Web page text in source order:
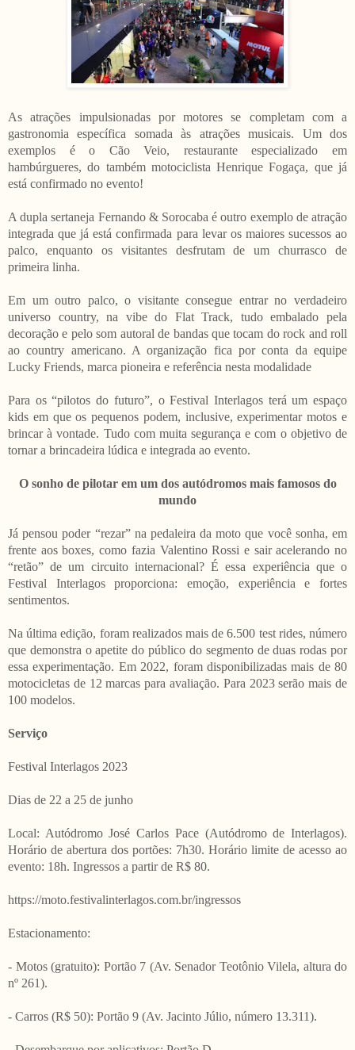
As atrações impulsionadas por motores se completam com a
gastronomia específica somada às atrações musicais. Um dos
exemplos é o Cão Veio, restaurante especializado em
hambúrgueres, do também motociclista Henrique Fogaça, que já
está confirmado no evento!
A dupla sertaneja Fernando & Sorocaba é outro exemplo de atração
integrada que já está confirmada para levar os maiores sucessos ao
palco, enquanto os visitantes desfrutam de um churrasco de
primeira linha.
Em um outro palco, o visitante consegue entrar no verdadeiro
universo country, na vibe do Flat Track, tudo embalado pela
decoração e pelo som autoral de bandas que tocam do rock and roll
ao country americano. A organização fica por conta da equipe
Lucky Friends, marca pioneira e referência nesta modalidade
Para os “pilotos do futuro”, o Festival Interlagos terá um espaço
kids em que os pequenos podem, inclusive, experimentar motos e
brincar à vontade. Tudo com muita segurança e com o objetivo de
tornar a brincadeira lúdica e integrada ao evento.
O sonho de pilotar em um dos autódromos mais famosos do
mundo
Já pensou poder “rezar” na pedaleira da moto que você sonha, em
frente aos boxes, como fazia Valentino Rossi e sair acelerando no
“retão” de um circuito internacional? É essa experiência que o
Festival Interlagos proporciona: emoção, experiência e fortes
sentimentos.
Na última edição, foram realizados mais de 6.500 test rides, número
que demonstra o apetite do público do segmento de duas rodas por
essa experimentação. Em 2022, foram disponibilizadas mais de 80
motocicletas de 12 marcas para avaliação. Para 2023 serão mais de
100 modelos.
Serviço
Festival Interlagos 2023
Dias de 22 a 25 de junho
Local: Autódromo José Carlos Pace (Autódromo de Interlagos).
Horário de abertura dos portões: 7h30. Horário limite de acesso ao
evento: 18h. Ingressos a partir de R$ 80.
https://moto.festivalinterlagos.com.br/ingressos
Estacionamento:
- Motos (gratuito): Portão 7 (Av. Senador Teotônio Vilela, altura do
nº 261).
- Carros (R$ 50): Portão 9 (Av. Jacinto Júlio, número 13.311).